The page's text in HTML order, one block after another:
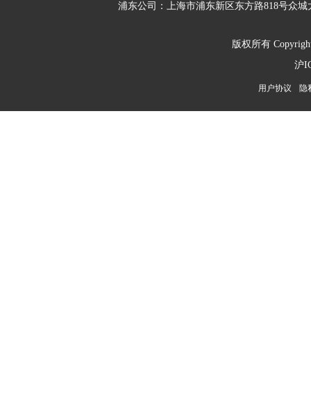
浦东公司：上海市浦东新区东方路818号众城
版权所有
沪
用户协议 隐